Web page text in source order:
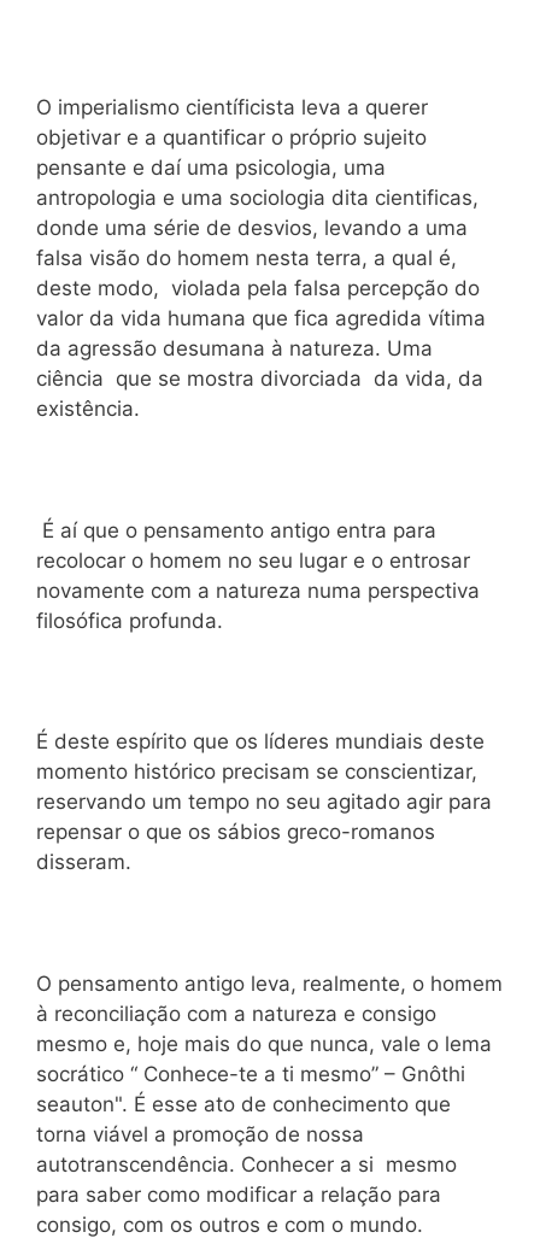
O imperialismo científicista leva a querer
objetivar e a quantificar o próprio sujeito
pensante e daí uma psicologia, uma
antropologia e uma sociologia dita cientificas,
donde uma série de desvios, levando a uma
falsa visão do homem nesta terra, a qual é,
deste modo, violada pela falsa percepção do
valor da vida humana que fica agredida vítima
da agressão desumana à natureza. Uma
ciência que se mostra divorciada da vida, da
existência.
É aí que o pensamento antigo entra para
recolocar o homem no seu lugar e o entrosar
novamente com a natureza numa perspectiva
filosófica profunda.
É deste espírito que os líderes mundiais deste
momento histórico precisam se conscientizar,
reservando um tempo no seu agitado agir para
repensar o que os sábios greco-romanos
disseram.
O pensamento antigo leva, realmente, o homem
à reconciliação com a natureza e consigo
mesmo e, hoje mais do que nunca, vale o lema
socrático “ Conhece-te a ti mesmo” – Gnôthi
seauton". É esse ato de conhecimento que
torna viável a promoção de nossa
autotranscendência. Conhecer a si mesmo
para saber como modificar a relação para
consigo, com os outros e com o mundo.